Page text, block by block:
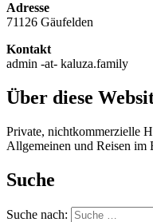
Adresse
71126 Gäufelden
Kontakt
admin -at- kaluza.family
Über diese
Private, nichtkommerzielle
Allgemeinen und Reisen im
Suche
Suche nach: